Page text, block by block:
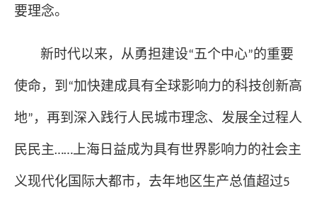
要理念。
新时代以来，从勇担建设“五个中心”的重要
使命，到 “加快建成具有全球影响力的科技创新高
地” ，再到深入践行人民城市理念、发展全过程人
民民主…… 上海日益成为具有世界影响力的社会主
义现代化国际大都市，去年地区生产总值超过5